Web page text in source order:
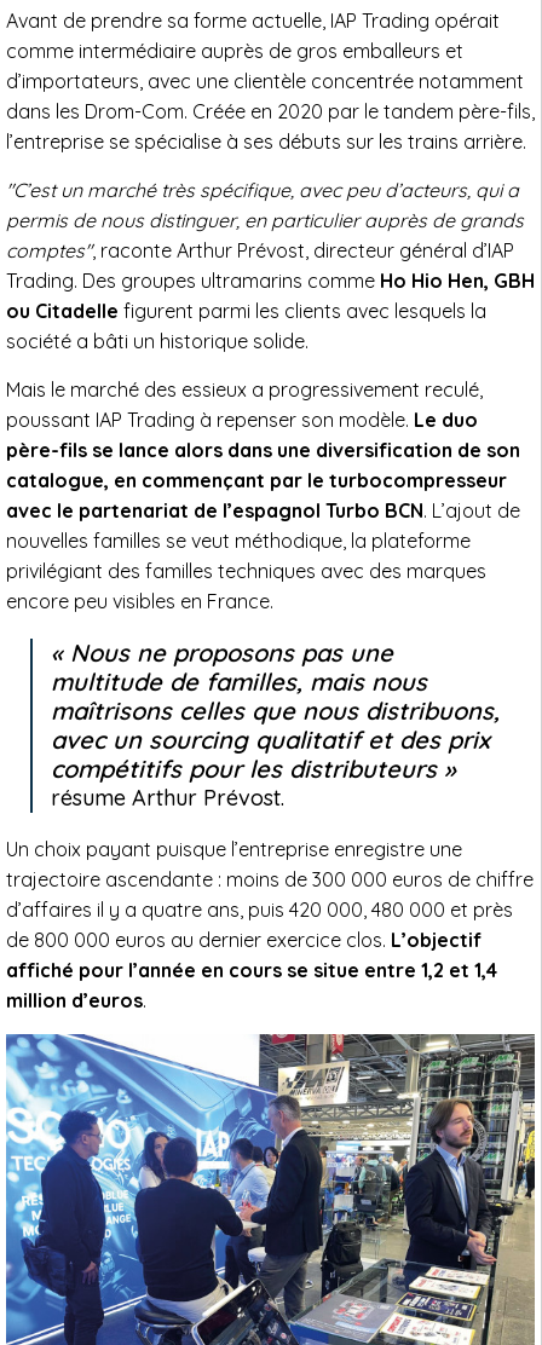
Avant de prendre sa forme actuelle, IAP Trading opérait
comme intermédiaire auprès de gros emballeurs et
d’importateurs, avec une clientèle concentrée notamment
dans les Drom-Com. Créée en 2020 par le tandem père-fils,
l’entreprise se spécialise à ses débuts sur les trains arrière.
"C’est un marché très spécifique, avec peu d’acteurs, qui a
permis de nous distinguer, en particulier auprès de grands
comptes", raconte Arthur Prévost, directeur général d’IAP
Trading. Des groupes ultramarins comme Ho Hio Hen, GBH
ou Citadelle figurent parmi les clients avec lesquels la
société a bâti un historique solide.
Mais le marché des essieux a progressivement reculé,
poussant IAP Trading à repenser son modèle. Le duo
père-fils se lance alors dans une diversification de son
catalogue, en commençant par le turbocompresseur
avec le partenariat de l’espagnol Turbo BCN. L’ajout de
nouvelles familles se veut méthodique, la plateforme
privilégiant des familles techniques avec des marques
encore peu visibles en France.
Nous ne proposons pas une
multitude de familles, mais nous
maîtrisons celles que nous distribuons,
avec un sourcing qualitatif et des prix
compétitifs pour les distributeurs
résume Arthur Prévost.
Un choix payant puisque l’entreprise enregistre une
trajectoire ascendante : moins de 300 000 euros de chiffre
d’affaires il y a quatre ans, puis 420 000, 480 000 et près
de 800 000 euros au dernier exercice clos. L’objectif
affiché pour l’année en cours se situe entre 1,2 et 1,4
million d’euros.